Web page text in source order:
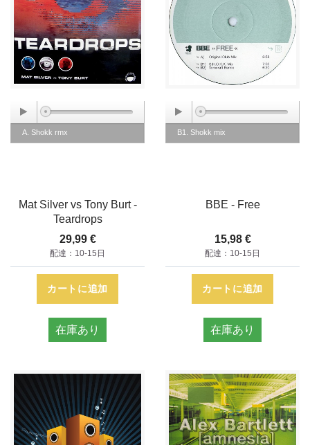
A. Shokk rmx
Mat Silver vs Tony Burt -
Teardrops
29,99 €
配達：10-15日
カートに追加
在庫あり
B1. Shokk mix
BBE - Free
15,98 €
配達：10-15日
カートに追加
在庫あり